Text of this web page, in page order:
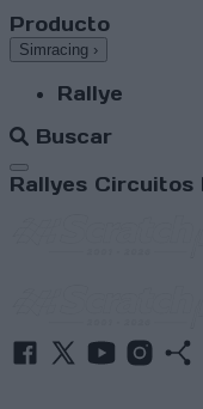
Producto
Simracing ›
Rallye
Buscar
Abrir menú
Rallyes Circuitos